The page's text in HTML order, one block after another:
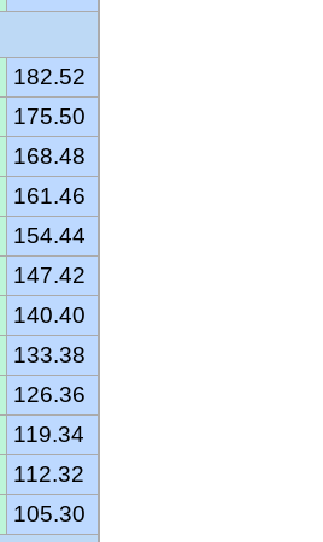
182.52
175.50
168.48
161.46
154.44
147.42
140.40
133.38
126.36
119.34
112.32
105.30